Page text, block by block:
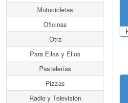
Motocicletas
Oficinas
Otra
Para Ellas y Ellos
Pastelerías
Pizzas
Radio y Televisión